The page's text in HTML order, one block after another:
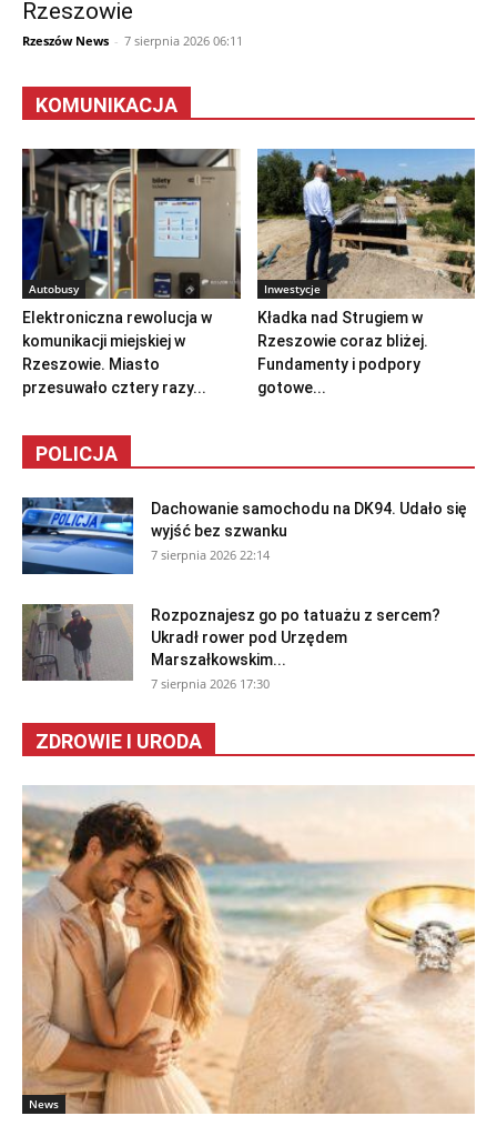
Rzeszowie
Rzeszów News - 7 sierpnia 2026 06:11
KOMUNIKACJA
Autobusy
Elektroniczna rewolucja w
komunikacji miejskiej w
Rzeszowie. Miasto
przesuwało cztery razy...
Inwestycje
Kładka nad Strugiem w
Rzeszowie coraz bliżej.
Fundamenty i podpory
gotowe...
POLICJA
Dachowanie samochodu na DK94. Udało się
wyjść bez szwanku
7 sierpnia 2026 22:14
Rozpoznajesz go po tatuażu z sercem?
Ukradł rower pod Urzędem
Marszałkowskim...
7 sierpnia 2026 17:30
ZDROWIE I URODA
News